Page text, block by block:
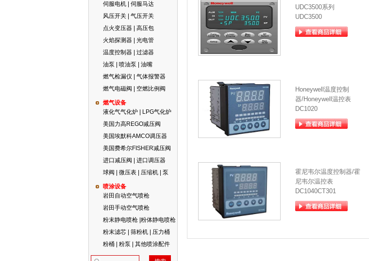
伺服电机 | 伺服马达
风压开关 | 气压开关
点火变压器 | 高压包
火焰探测器 | 光电管
温度控制器 | 过滤器
油泵 | 喷油泵 | 油嘴
燃气检漏仪 | 气体报警器
燃气电磁阀 | 空燃比例阀
燃气设备
液化气气化炉 | LPG气化炉
美国力高REGO减压阀
美国埃默科AMCO调压器
美国费希尔FISHER减压阀
进口减压阀 | 进口调压器
球阀 | 微压表 | 压缩机 | 泵
喷涂设备
岩田自动空气喷枪
岩田手动空气喷枪
粉末静电喷枪 |粉体静电喷枪
粉末滤芯 | 筛粉机 | 压力桶
粉桶 | 粉泵 | 其他喷涂配件
UDC3500系列
UDC3500
Honeywell温度控制
器/Honeywell温控表
DC1020
霍尼韦尔温度控制器/霍
尼韦尔温控表
DC1040CT301